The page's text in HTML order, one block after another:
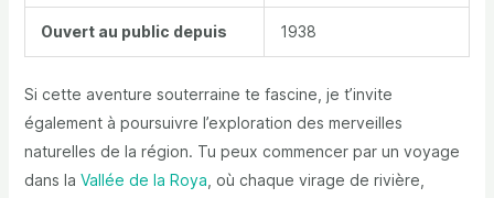
Ouvert au public depuis 1938
Si cette aventure souterraine te fascine, je t’invite
également à poursuivre l’exploration des merveilles
naturelles de la région. Tu peux commencer par un voyage
dans la Vallée de la Roya , où chaque virage de rivière,